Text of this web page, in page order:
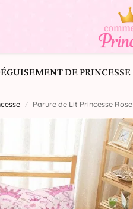
DE PRINCESSE
/ Parure de Lit Princesse Rose